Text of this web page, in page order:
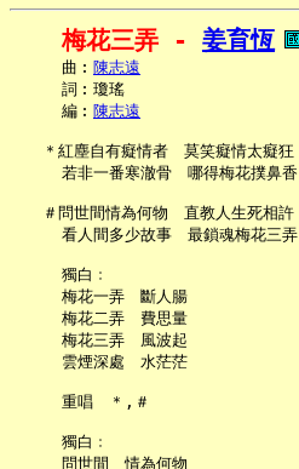
梅花三弄 - 姜育恆
     曲︰
陳志遠
     詞︰瓊瑤
     編︰
陳志遠
   ＊紅塵自有癡情者　莫笑癡情太癡狂
     若非一番寒澈骨　哪得梅花撲鼻香
   ＃問世間情為何物　直教人生死相許
     看人間多少故事　最鎖魂梅花三弄
     獨白﹕
     梅花一弄　斷人腸
     梅花二弄　費思量
     梅花三弄　風波起
     雲煙深處　水茫茫
     重唱　＊,＃
     獨白﹕
     問世間　情為何物